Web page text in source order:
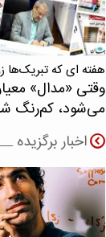
هفته ای که تبریک‌ها
وقتی «مدال‌»
می‌شود، کم‌رنگ
اخبار برگزیده